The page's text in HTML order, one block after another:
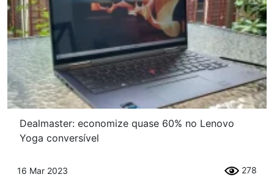
Dealmaster: economize quase 60% no Lenovo
Yoga conversível
16 Mar 2023 278